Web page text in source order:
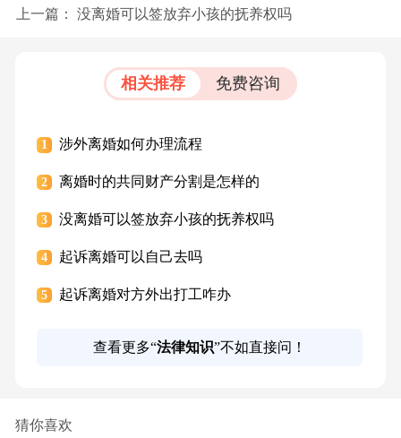
上一篇： 没离婚可以签放弃小孩的抚养权吗
相关推荐 免费咨询
1 涉外离婚如何办理流程
2 离婚时的共同财产分割是怎样的
3 没离婚可以签放弃小孩的抚养权吗
4 起诉离婚可以自己去吗
5 起诉离婚对方外出打工咋办
查看更多“法律知识”不如直接问！
猜你喜欢